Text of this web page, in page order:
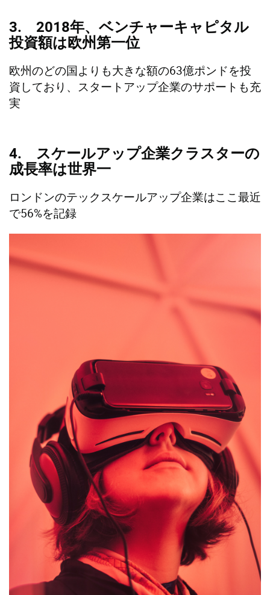
3. 2018年、ベンチャーキャピタル
投資額は欧州第一位
欧州のどの国よりも大きな額の63億ポンドを投
資しており、スタートアップ企業のサポートも充
実
4. スケールアップ企業クラスターの
成長率は世界一
ロンドンのテックスケールアップ企業はここ最近
で56%を記録